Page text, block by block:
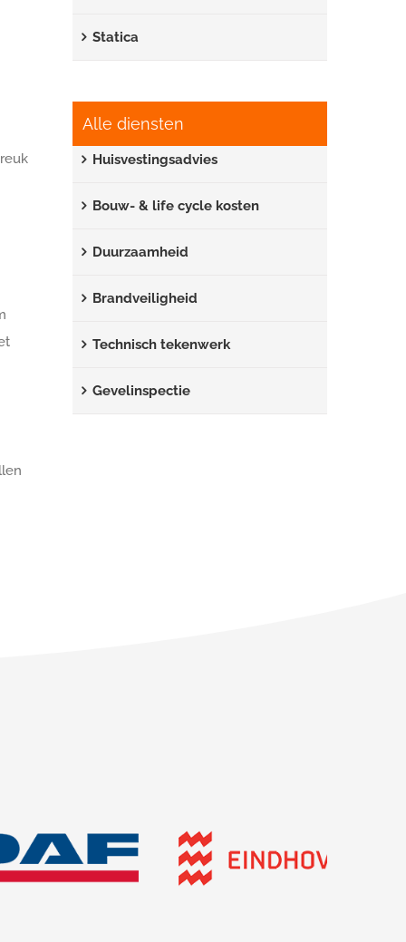
Statica
Alle diensten
Huisvestingsadvies
Bouw- & life cycle kosten
Duurzaamheid
Brandveiligheid
Technisch tekenwerk
Gevelinspectie